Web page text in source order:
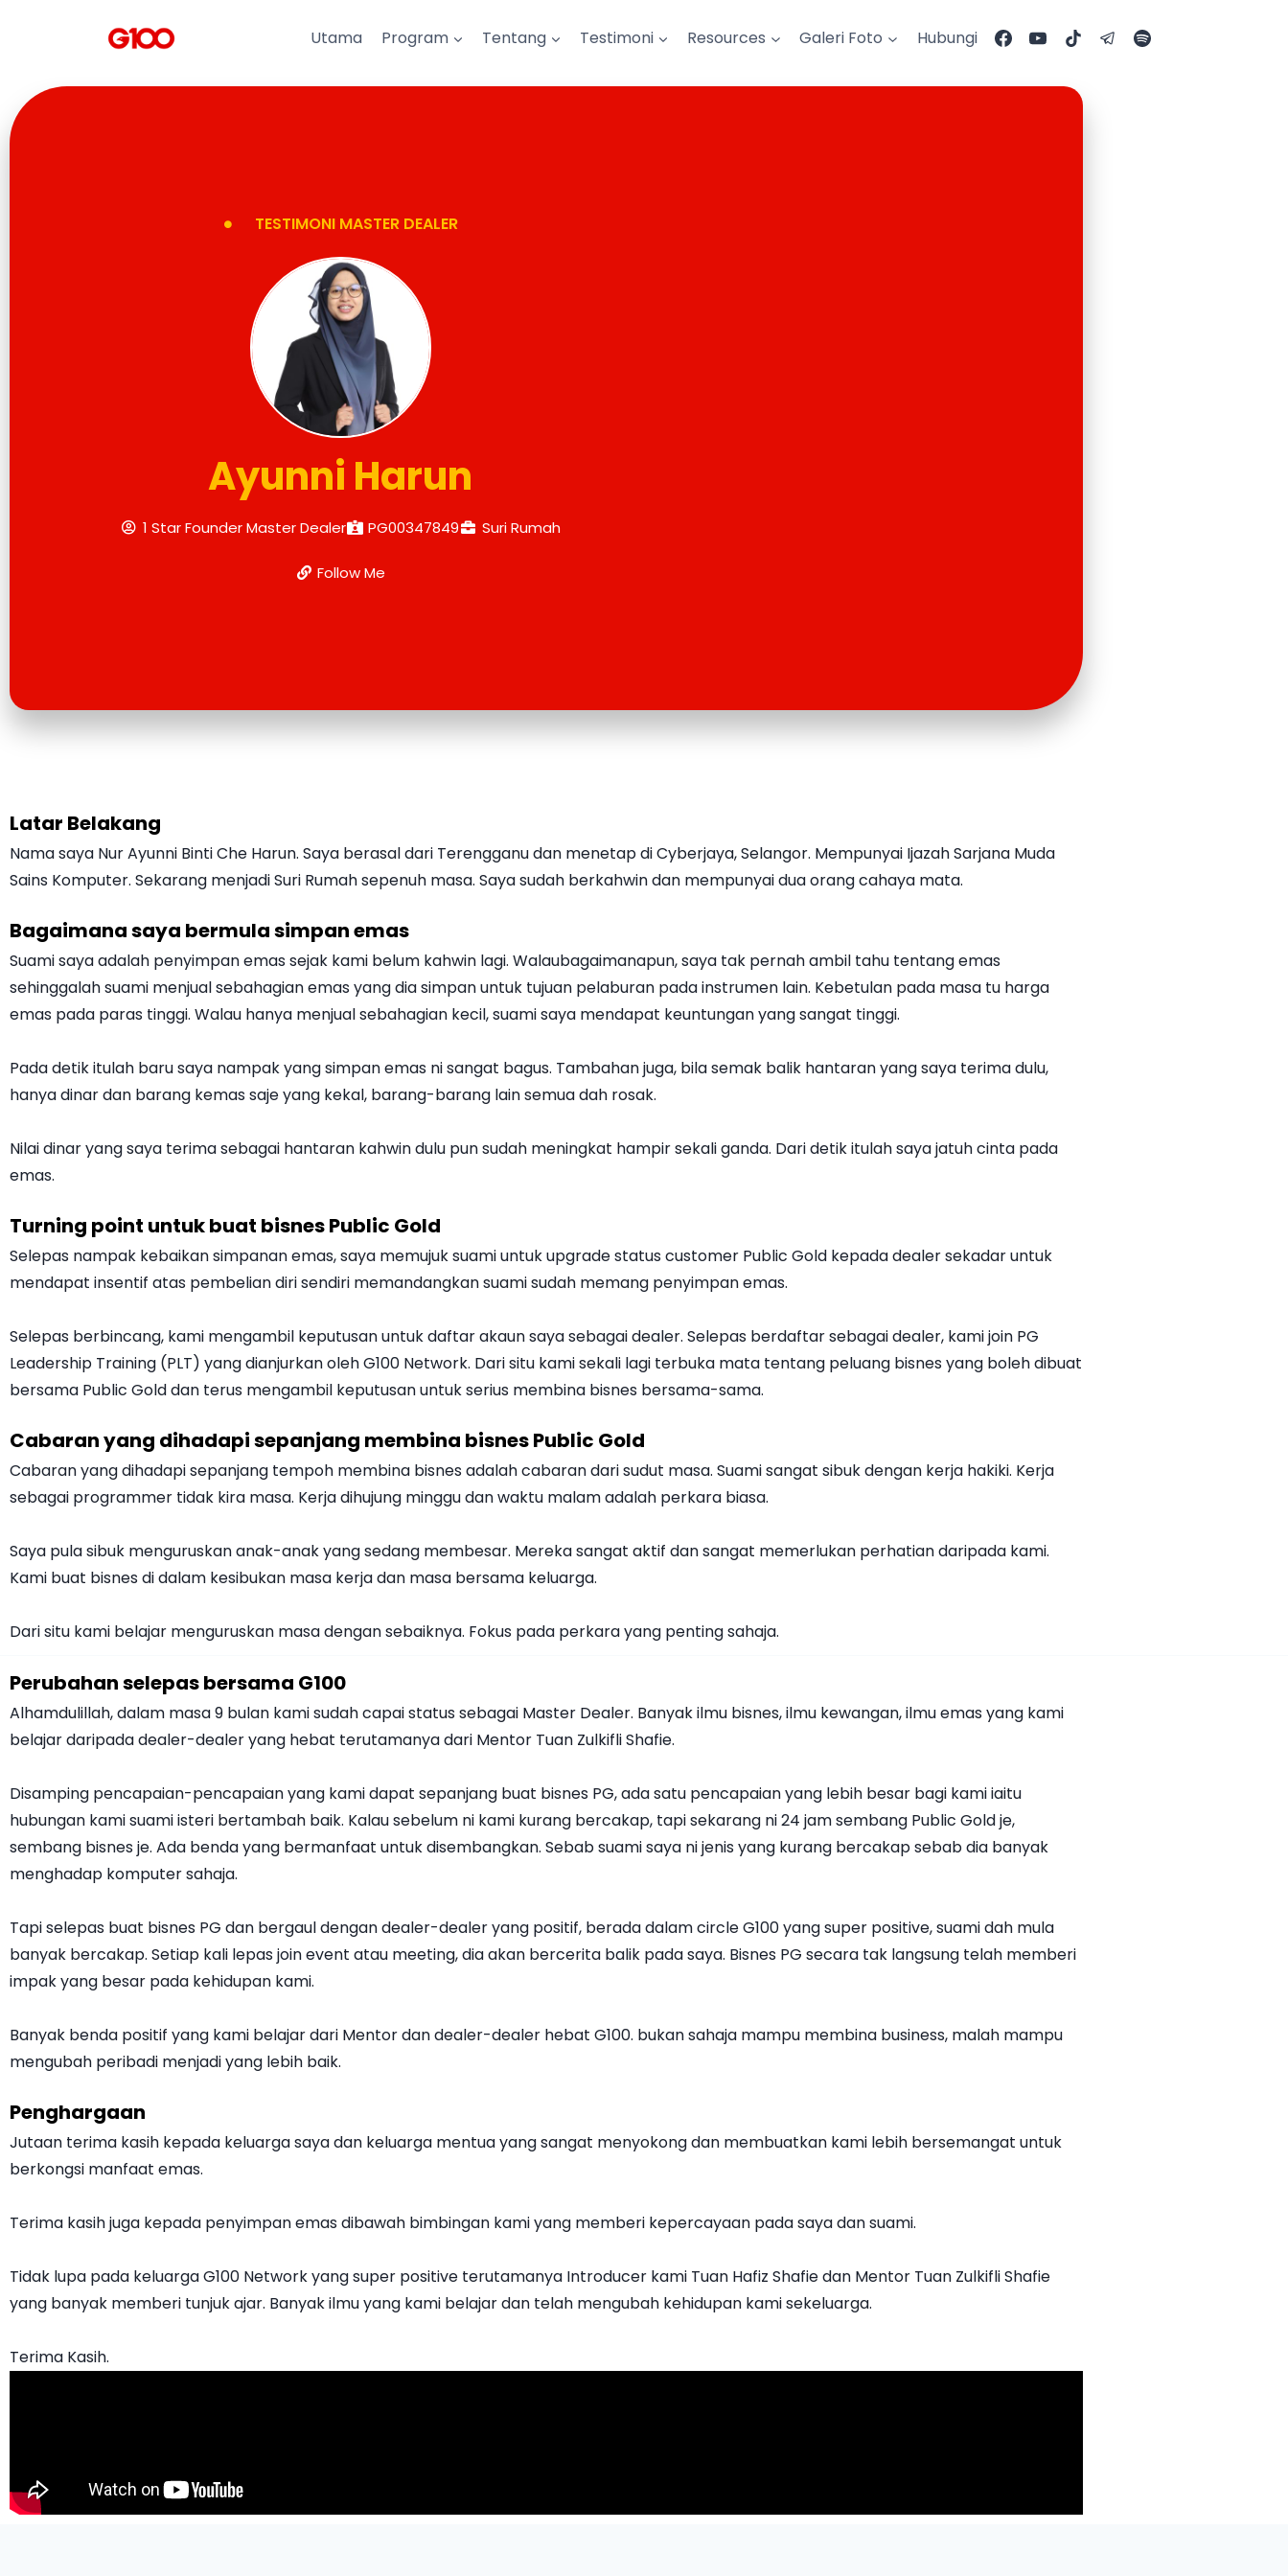
Utama Program Tentang Testimoni Resources Galeri Foto Hubungi
TESTIMONI MASTER DEALER
Ayunni Harun
1 Star Founder Master Dealer PG00347849 Suri Rumah
Follow Me
Latar Belakang
Nama saya Nur Ayunni Binti Che Harun. Saya berasal dari Terengganu dan menetap di Cyberjaya, Selangor. Mempunyai Ijazah Sarjana Muda
Sains Komputer. Sekarang menjadi Suri Rumah sepenuh masa. Saya sudah berkahwin dan mempunyai dua orang cahaya mata.
Bagaimana saya bermula simpan emas
Suami saya adalah penyimpan emas sejak kami belum kahwin lagi. Walaubagaimanapun, saya tak pernah ambil tahu tentang emas
sehinggalah suami menjual sebahagian emas yang dia simpan untuk tujuan pelaburan pada instrumen lain. Kebetulan pada masa tu harga
emas pada paras tinggi. Walau hanya menjual sebahagian kecil, suami saya mendapat keuntungan yang sangat tinggi.
Pada detik itulah baru saya nampak yang simpan emas ni sangat bagus. Tambahan juga, bila semak balik hantaran yang saya terima dulu,
hanya dinar dan barang kemas saje yang kekal, barang-barang lain semua dah rosak.
Nilai dinar yang saya terima sebagai hantaran kahwin dulu pun sudah meningkat hampir sekali ganda. Dari detik itulah saya jatuh cinta pada
emas.
Turning point untuk buat bisnes Public Gold
Selepas nampak kebaikan simpanan emas, saya memujuk suami untuk upgrade status customer Public Gold kepada dealer sekadar untuk
mendapat insentif atas pembelian diri sendiri memandangkan suami sudah memang penyimpan emas.
Selepas berbincang, kami mengambil keputusan untuk daftar akaun saya sebagai dealer. Selepas berdaftar sebagai dealer, kami join PG
Leadership Training (PLT) yang dianjurkan oleh G100 Network. Dari situ kami sekali lagi terbuka mata tentang peluang bisnes yang boleh dibuat
bersama Public Gold dan terus mengambil keputusan untuk serius membina bisnes bersama-sama.
Cabaran yang dihadapi sepanjang membina bisnes Public Gold
Cabaran yang dihadapi sepanjang tempoh membina bisnes adalah cabaran dari sudut masa. Suami sangat sibuk dengan kerja hakiki. Kerja
sebagai programmer tidak kira masa. Kerja dihujung minggu dan waktu malam adalah perkara biasa.
Saya pula sibuk menguruskan anak-anak yang sedang membesar. Mereka sangat aktif dan sangat memerlukan perhatian daripada kami.
Kami buat bisnes di dalam kesibukan masa kerja dan masa bersama keluarga.
Dari situ kami belajar menguruskan masa dengan sebaiknya. Fokus pada perkara yang penting sahaja.
Perubahan selepas bersama G100
Alhamdulillah, dalam masa 9 bulan kami sudah capai status sebagai Master Dealer. Banyak ilmu bisnes, ilmu kewangan, ilmu emas yang kami
belajar daripada dealer-dealer yang hebat terutamanya dari Mentor Tuan Zulkifli Shafie.
Disamping pencapaian-pencapaian yang kami dapat sepanjang buat bisnes PG, ada satu pencapaian yang lebih besar bagi kami iaitu
hubungan kami suami isteri bertambah baik. Kalau sebelum ni kami kurang bercakap, tapi sekarang ni 24 jam sembang Public Gold je,
sembang bisnes je. Ada benda yang bermanfaat untuk disembangkan. Sebab suami saya ni jenis yang kurang bercakap sebab dia banyak
menghadap komputer sahaja.
Tapi selepas buat bisnes PG dan bergaul dengan dealer-dealer yang positif, berada dalam circle G100 yang super positive, suami dah mula
banyak bercakap. Setiap kali lepas join event atau meeting, dia akan bercerita balik pada saya. Bisnes PG secara tak langsung telah memberi
impak yang besar pada kehidupan kami.
Banyak benda positif yang kami belajar dari Mentor dan dealer-dealer hebat G100. bukan sahaja mampu membina business, malah mampu
mengubah peribadi menjadi yang lebih baik.
Penghargaan
Jutaan terima kasih kepada keluarga saya dan keluarga mentua yang sangat menyokong dan membuatkan kami lebih bersemangat untuk
berkongsi manfaat emas.
Terima kasih juga kepada penyimpan emas dibawah bimbingan kami yang memberi kepercayaan pada saya dan suami.
Tidak lupa pada keluarga G100 Network yang super positive terutamanya Introducer kami Tuan Hafiz Shafie dan Mentor Tuan Zulkifli Shafie
yang banyak memberi tunjuk ajar. Banyak ilmu yang kami belajar dan telah mengubah kehidupan kami sekeluarga.
Terima Kasih.